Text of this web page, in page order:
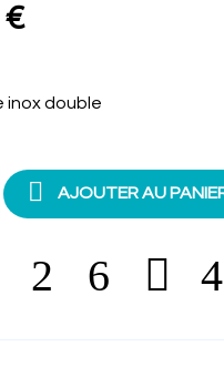
€
double
 AJOUTER AU